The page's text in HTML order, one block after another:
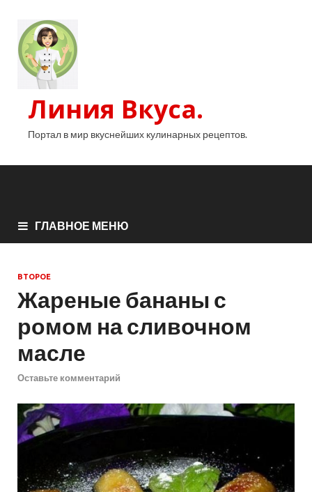
Линия Вкуса.
Портал в мир вкуснейших кулинарных рецептов.
ГЛАВНОЕ МЕНЮ
ВТОРОЕ
Жареные бананы с
ромом на сливочном
масле
Оставьте комментарий